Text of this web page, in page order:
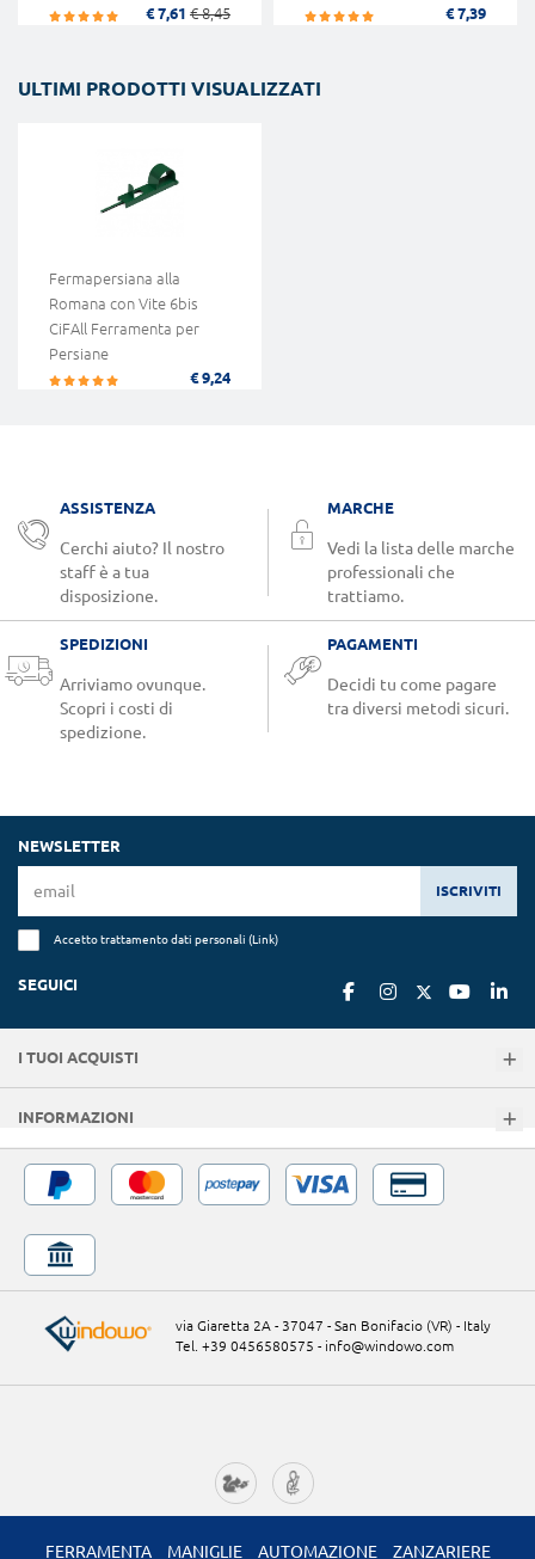
€ 7,61 € 8,45 € 7,39
ULTIMI PRODOTTI VISUALIZZATI
Fermapersiana alla
Romana con Vite 6bis
CiFAll Ferramenta per
Persiane
€ 9,24
ASSISTENZA
Cerchi aiuto? Il nostro
staff è a tua
disposizione.
MARCHE
Vedi la lista delle marche
professionali che
trattiamo.
SPEDIZIONI
Arriviamo ovunque.
Scopri i costi di
spedizione.
PAGAMENTI
Decidi tu come pagare
tra diversi metodi sicuri.
NEWSLETTER
ISCRIVITI
Accetto trattamento dati personali (Link)
SEGUICI
I TUOI ACQUISTI
INFORMAZIONI
via Giaretta 2A - 37047 - San Bonifacio (VR) - Italy
Tel. +39 0456580575 - info@windowo.com
FERRAMENTA MANIGLIE AUTOMAZIONE ZANZARIERE